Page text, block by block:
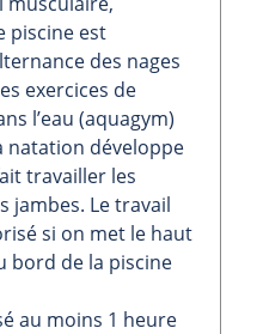
piscine est
des nages
exercices de
l’eau (aquagym)
natation développe
travailler les
jambes. Le travail
si on met le haut
bord de la piscine
au moins 1 heure